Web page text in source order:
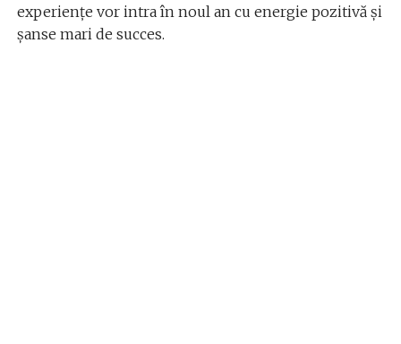
experiențe vor intra în noul an cu energie pozitivă și
șanse mari de succes.